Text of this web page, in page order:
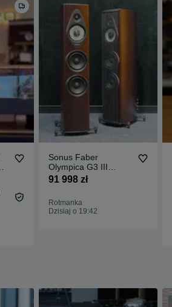
Sonus Faber
Olympica G3 III
kolumny podłogowe
91 998 zł
Rotmanka
Dzisiaj o 19:42